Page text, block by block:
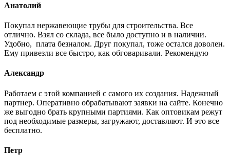
Анатолий
Покупал нержавеющие трубы для строительства. Все
отлично. Взял со склада, все было доступно и в наличии.
Удобно, плата безналом. Друг покупал, тоже остался доволен.
Ему привезли все быстро, как обговаривали. Рекомендую
Александр
Работаем с этой компанией с самого их создания. Надежный
партнер. Оперативно обрабатывают заявки на сайте. Конечно
же выгодно брать крупными партиями. Как оптовикам режут
под необходимые размеры, загружают, доставляют. И это все
бесплатно.
Петр